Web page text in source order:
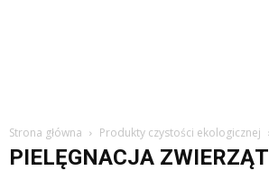
Strona główna Produkty czystości ekologicznej
PIELĘGNACJA ZWIERZĄT